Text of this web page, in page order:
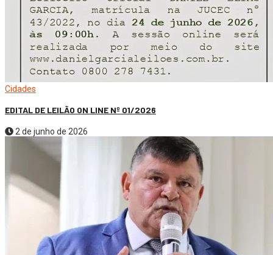
Cidades
EDITAL DE LEILÃO ON LINE Nº 01/2026
2 de junho de 2026